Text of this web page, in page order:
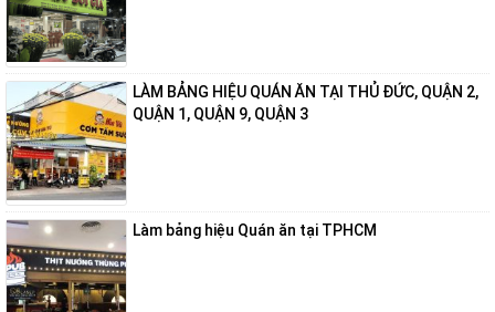
LÀM BẢNG HIỆU QUÁN ĂN TẠI THỦ ĐỨC, QUẬN 2,
QUẬN 1, QUẬN 9, QUẬN 3
Làm bảng hiệu Quán ăn tại TPHCM